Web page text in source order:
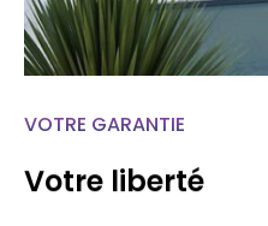
VOTRE GARANTIE
Votre liberté